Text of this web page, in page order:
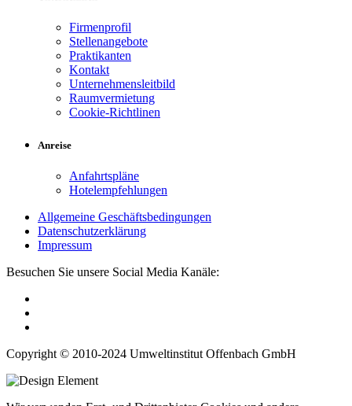
Firmenprofil
Stellenangebote
Praktikanten
Kontakt
Unternehmensleitbild
Raumvermietung
Cookie-Richtlinen
Anreise
Anfahrtspläne
Hotelempfehlungen
Allgemeine Geschäftsbedingungen
Datenschutzerklärung
Impressum
Besuchen Sie unsere Social Media Kanäle:
Copyright © 2010-2024 Umweltinstitut Offenbach GmbH